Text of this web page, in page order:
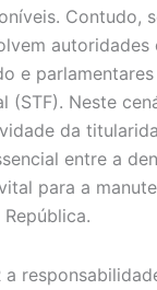
Contudo,
e
(STF). Neste
da
entre a
para a